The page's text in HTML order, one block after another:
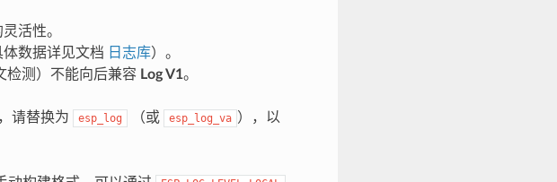
活性。
数据详见文档 日志库）。
检测）不能向后兼容 Log V1。
请替换为 esp_log （或 esp_log_va ），以